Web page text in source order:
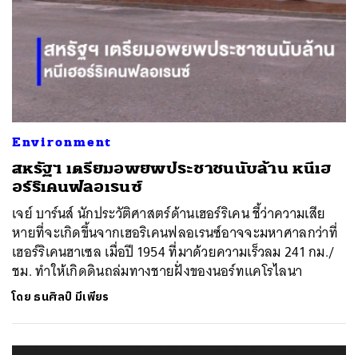
Environment
สหรัฐฯ เตรียมอพยพประชาชนนับล้าน หนีเฮ
อร์ริเคนฟลอเรนซ์
เจย์ บาร์นส์ นักประวัติศาสตร์ด้านเฮอร์ริเคน ชี้ว่าความเสีย
หายที่จะเกิดขึ้นจากเฮอริเคนฟลอเรนซ์อาจจะมหาศาลกว่าที่
เฮอร์ริเคนฮาเซล เมื่อปี 1954 ที่มาด้วยความเร็วลม 241 กม./
ชม. ทำให้เกิดดินถล่มทางชายฝั่งของนอร์ทแคโรไลนา
โดย ธนศิลป์ มีเพียร